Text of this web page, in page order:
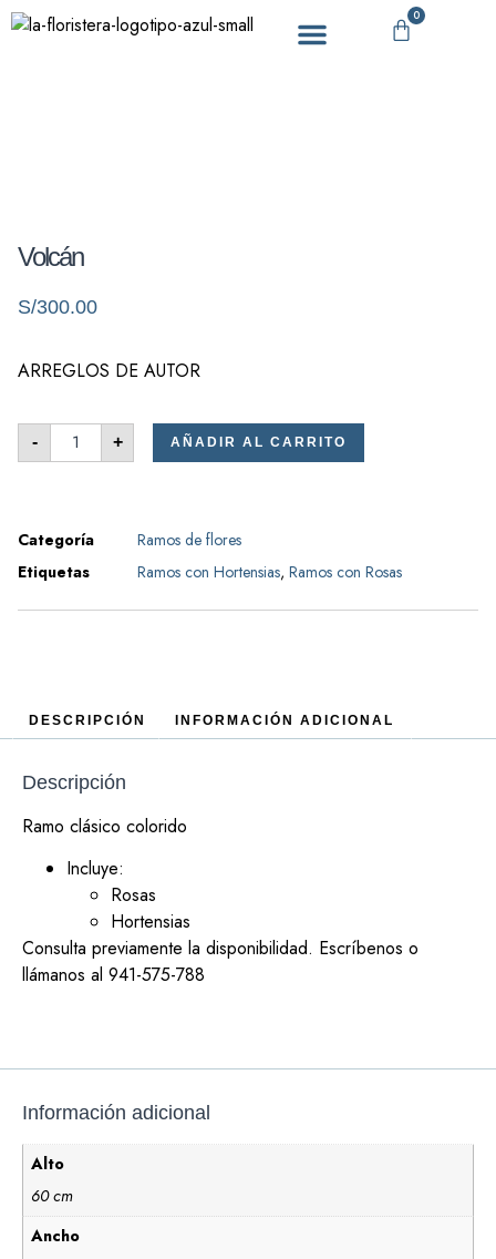
0
Volcán
S/300.00
ARREGLOS DE AUTOR
- + AÑADIR AL CARRITO
Categoría
Ramos de flores
Etiquetas
Ramos con Hortensias, Ramos con Rosas
DESCRIPCIÓN INFORMACIÓN ADICIONAL
Descripción
Ramo clásico colorido
Incluye:
Rosas
Hortensias
Consulta previamente la disponibilidad. Escríbenos o
llámanos al 941-575-788
Información adicional
Alto
60 cm
Ancho